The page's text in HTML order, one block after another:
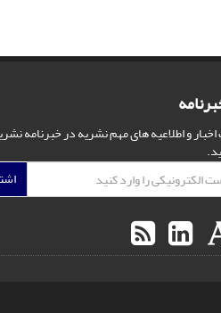
و اطلاعیه های مهم نشریه در خبرنامه